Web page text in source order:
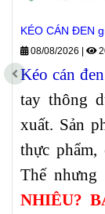
KÉO CÁN ĐEN
08/08/2026 |
Kéo cán
tay thông
xuất. Sản
thực
Thế nhưng
NHIÊU?